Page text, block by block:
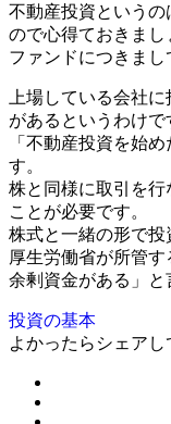
不動産投資という
ので心得ておきまし
ファンドにつきま
上場している会社
があるというわけで
「不動産投資を始
す。
株と同様に取引を
ことが必要です。
株式と一緒の形で投
厚生労働省が所管
余剰資金がある」と
投資の基本
よかったらシェアし